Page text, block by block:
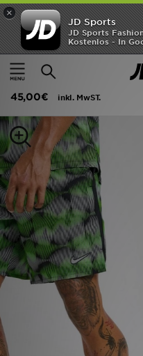
×
JD Sports
JD Sports
Kostenlos - In
Startseite
Herren
Nike Festival Challenger
45,00€
inkl. MwST.
Startseite
ANGEBOTE
Neuheiten
Herren
Damen
Kinder
Bestsellers
JD Exklusives